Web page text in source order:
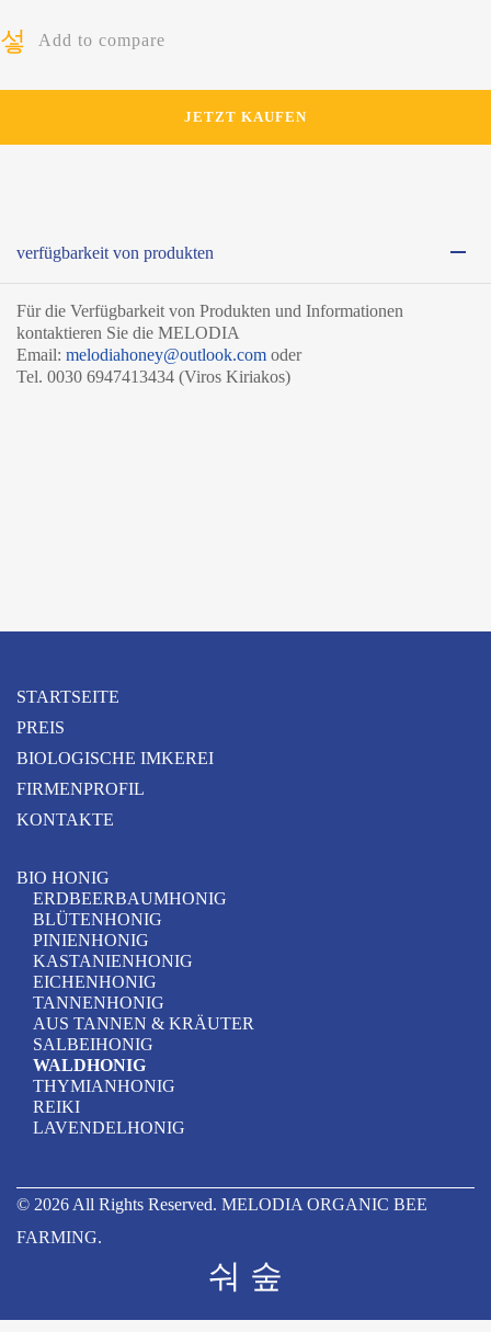
quantity
Add to compare
JETZT KAUFEN
verfügbarkeit von produkten
Für die Verfügbarkeit von Produkten und Informationen
kontaktieren Sie die MELODIA
Email: melodiahoney@outlook.com oder
Tel. 0030 6947413434 (Viros Kiriakos)
STARTSEITE
PREIS
BIOLOGISCHE IMKEREI
FIRMENPROFIL
KONTAKTE
BIO HONIG
ERDBEERBAUMHONIG
BLÜTENHONIG
PINIENHONIG
KASTANIENHONIG
EICHENHONIG
TANNENHONIG
AUS TANNEN & KRÄUTER
SALBEIHONIG
WALDHONIG
THYMIANHONIG
REIKI
LAVENDELHONIG
© 2026 All Rights Reserved. MELODIA ORGANIC BEE
FARMING.